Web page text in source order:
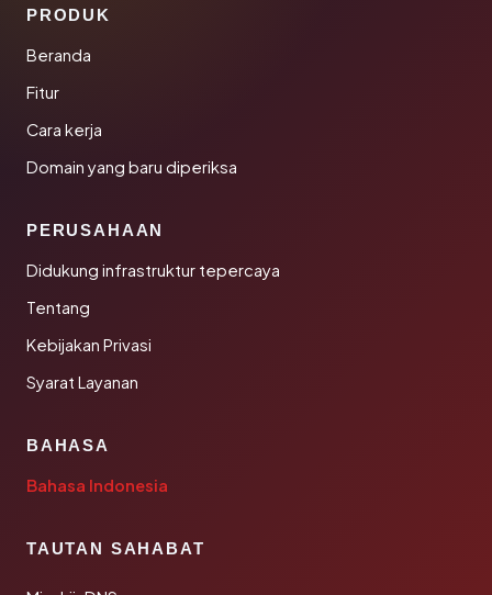
PRODUK
Beranda
Fitur
Cara kerja
Domain yang baru diperiksa
PERUSAHAAN
Didukung infrastruktur tepercaya
Tentang
Kebijakan Privasi
Syarat Layanan
BAHASA
Bahasa Indonesia
TAUTAN SAHABAT